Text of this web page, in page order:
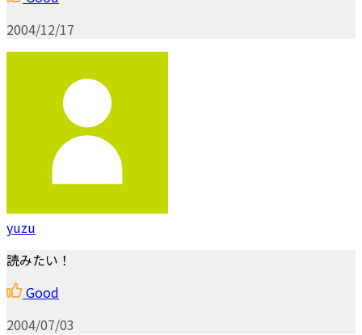
2004/12/17
yuzu
読みたい！
Good
2004/07/03